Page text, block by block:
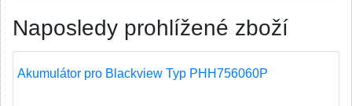
Naposledy prohlížené zboží
Akumulátor pro Blackview Typ PHH756060P